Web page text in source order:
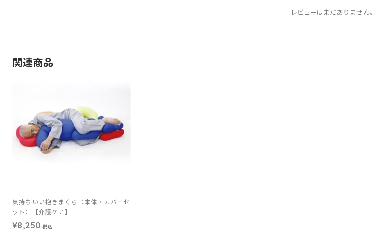
レビューはまだありません。
関連商品
気持ちいい抱きまくら（本体・カバーセ
ット）【介護ケア】
¥8,250 税込